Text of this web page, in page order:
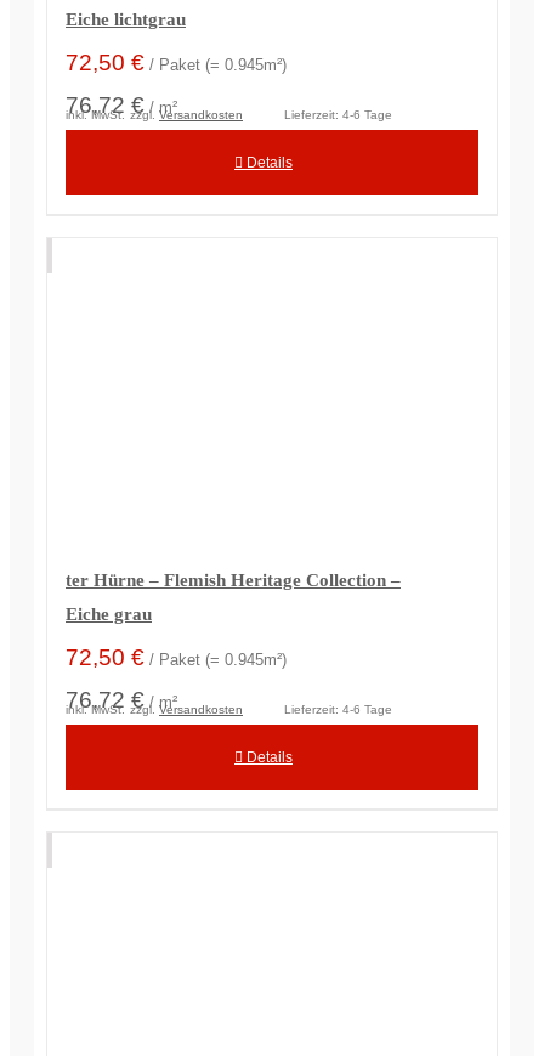
Eiche lichtgrau
72,50 € / Paket (= 0.945m²)
76,72 € / m²
inkl. MwSt. zzgl. Versandkosten Lieferzeit: 4-6 Tage
Details
ter Hürne – Flemish Heritage Collection –
Eiche grau
72,50 € / Paket (= 0.945m²)
76,72 € / m²
inkl. MwSt. zzgl. Versandkosten Lieferzeit: 4-6 Tage
Details